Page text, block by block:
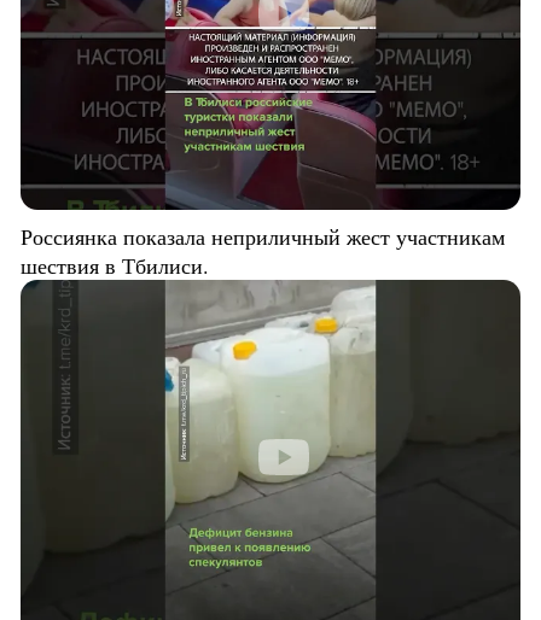
Россиянка показала неприличный жест участникам
шествия в Тбилиси.